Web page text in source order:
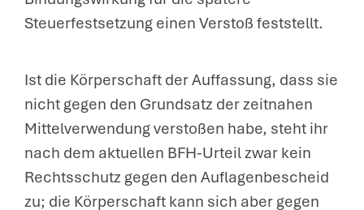
Steuerfestsetzung einen Verstoß feststellt.
Ist die Körperschaft der Auffassung, dass sie
nicht gegen den Grundsatz der zeitnahen
Mittelverwendung verstoßen habe, steht ihr
nach dem aktuellen BFH-Urteil zwar kein
Rechtsschutz gegen den Auflagenbescheid
zu; die Körperschaft kann sich aber gegen